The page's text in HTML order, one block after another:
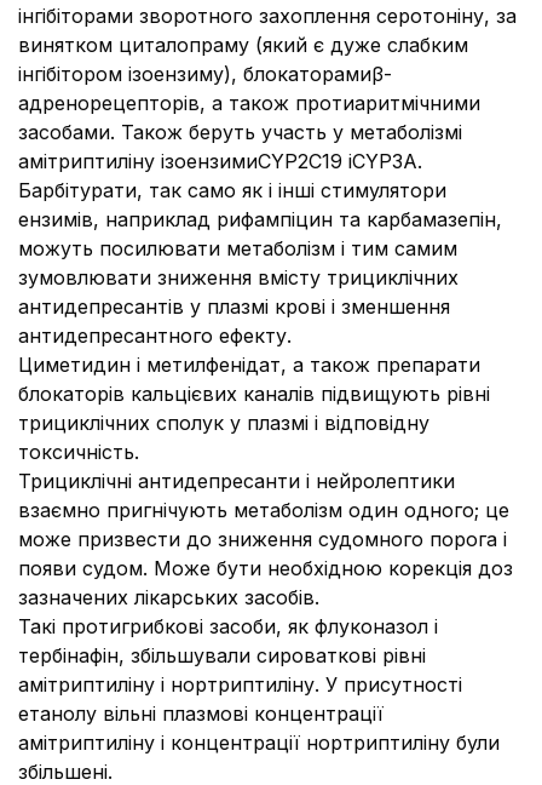
інгібіторами зворотного захоплення серотоніну, за
винятком циталопраму (який є дуже слабким
інгібітором ізоензиму), блокаторамиβ-
адренорецепторів, а також протиаритмічними
засобами. Також беруть участь у метаболізмі
амітриптиліну ізоензимиCYP2C19 іCYP3A.
Барбітурати, так само як і інші стимулятори
ензимів, наприклад рифампіцин та карбамазепін,
можуть посилювати метаболізм і тим самим
зумовлювати зниження вмісту трициклічних
антидепресантів у плазмі крові і зменшення
антидепресантного ефекту.
Циметидин і метилфенідат, а також препарати
блокаторів кальцієвих каналів підвищують рівні
трициклічних сполук у плазмі і відповідну
токсичність.
Трициклічні антидепресанти і нейролептики
взаємно пригнічують метаболізм один одного; це
може призвести до зниження судомного порога і
появи судом. Може бути необхідною корекція доз
зазначених лікарських засобів.
Такі протигрибкові засоби, як флуконазол і
тербінафін, збільшували сироваткові рівні
амітриптиліну і нортриптиліну. У присутності
етанолу вільні плазмові концентрації
амітриптиліну і концентрації нортриптиліну були
збільшені.